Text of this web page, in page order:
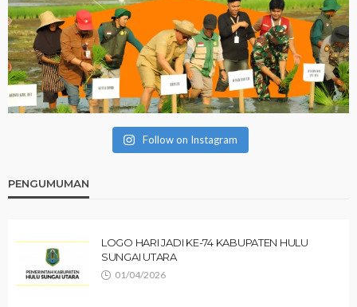
Follow on Instagram
PENGUMUMAN
LOGO HARI JADI KE-74 KABUPATEN HULU
SUNGAI UTARA
01/04/2026